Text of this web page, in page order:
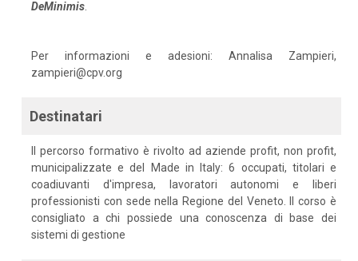
DeMinimis
Per informazioni e adesioni: Annalisa Zampieri,
zampieri@cpv.org
Destinatari
Il percorso formativo è rivolto ad aziende profit, non profit,
municipalizzate e del Made in Italy: 6 occupati, titolari e
coadiuvanti d'impresa, lavoratori autonomi e liberi
professionisti con sede nella Regione del Veneto. Il corso è
consigliato a chi possiede una conoscenza di base dei
sistemi di gestione